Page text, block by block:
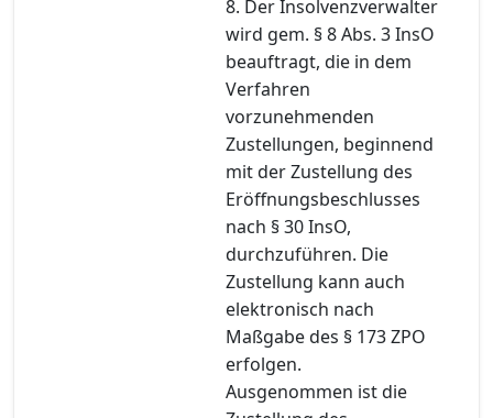
8. Der Insolvenzverwalter
wird gem. § 8 Abs. 3 InsO
beauftragt, die in dem
Verfahren
vorzunehmenden
Zustellungen, beginnend
mit der Zustellung des
Eröffnungsbeschlusses
nach § 30 InsO,
durchzuführen. Die
Zustellung kann auch
elektronisch nach
Maßgabe des § 173 ZPO
erfolgen.
Ausgenommen ist die